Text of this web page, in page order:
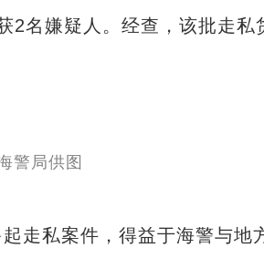
2名嫌疑人。经查，该批走私
走私案件，得益于海警与地